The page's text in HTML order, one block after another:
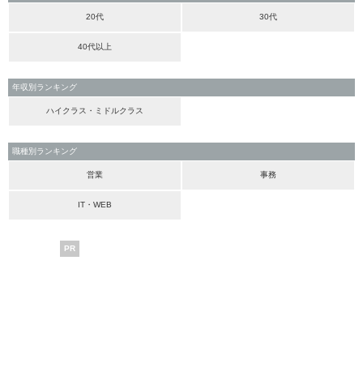
20代 30代
40代以上
年収別ランキング
ハイクラス・ミドルクラス
職種別ランキング
営業 事務
IT・WEB
PR